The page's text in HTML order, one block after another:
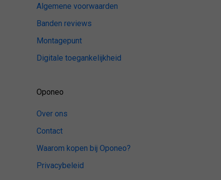
Algemene voorwaarden
Banden reviews
Montagepunt
Digitale toegankelijkheid
Oponeo
Over ons
Contact
Waarom kopen bij Oponeo?
Privacybeleid